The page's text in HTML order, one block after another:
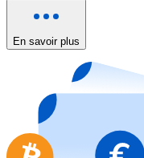
Achetez des
Aller à la
En savoir plus